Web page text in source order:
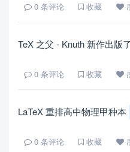
0 条评论 收藏
TeX 之父 - Knuth 新作出版了
0 条评论 收藏
‍LaTeX 重排高中物理甲种本
0 条评论 收藏